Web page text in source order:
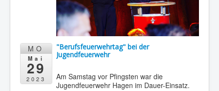
MO
Mai
29
2023
"Berufsfeuerwehrtag" bei der
Jugendfeuerwehr
Am Samstag vor Pfingsten war die
Jugendfeuerwehr Hagen im Dauer-Einsatz.